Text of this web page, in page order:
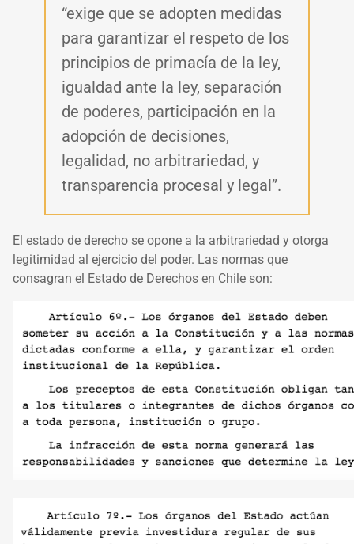
“exige que se adopten medidas
para garantizar el respeto de los
principios de primacía de la ley,
igualdad ante la ley, separación
de poderes, participación en la
adopción de decisiones,
legalidad, no arbitrariedad, y
transparencia procesal y legal”.
El estado de derecho se opone a la arbitrariedad y otorga
legitimidad al ejercicio del poder. Las normas que
consagran el Estado de Derechos en Chile son: